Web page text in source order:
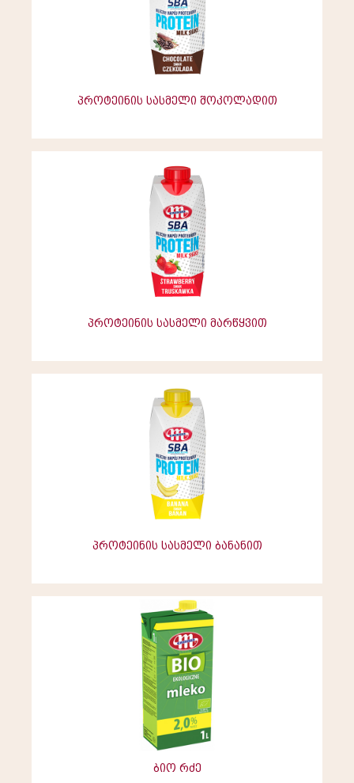
პროტეინის სასმელი შოკოლადით
პროტეინის სასმელი მარწყვით
პროტეინის სასმელი ბანანით
ბიო რძე